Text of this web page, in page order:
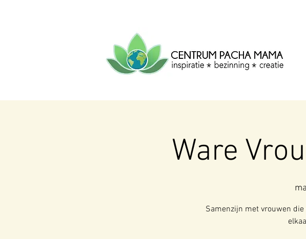
CENTRUM
PACHA
MAMA Centrum voor inspiratie, bezinning &
creatie.
Ware
Samenzijn met vrouwen